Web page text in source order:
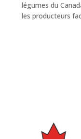
légumes du
les producteurs